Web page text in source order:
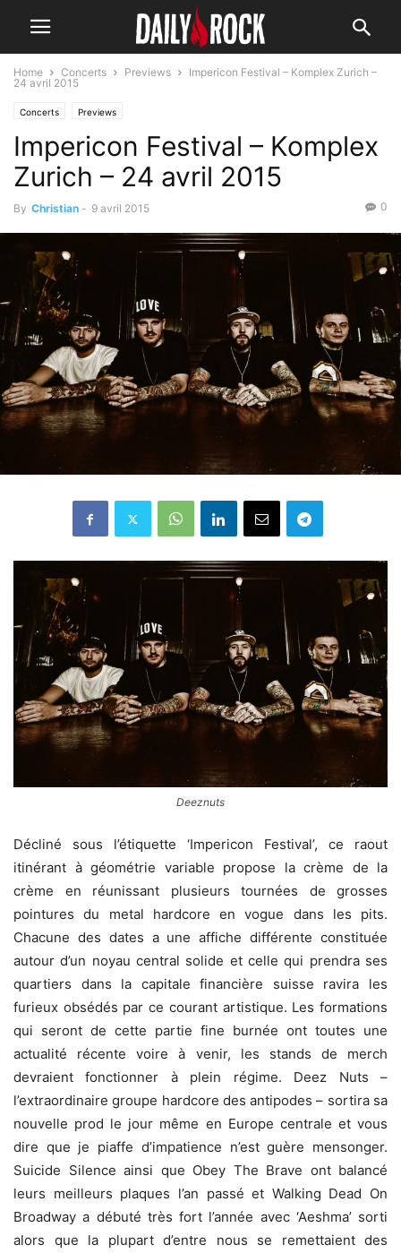
Home Concerts Previews
Impericon Festival – Komplex Zurich –
24 avril 2015
Concerts Previews
Impericon Festival – Komplex
Zurich – 24 avril 2015
By Christian - 9 avril 2015 0
Deeznuts
Décliné sous l’étiquette ‘Impericon Festival’, ce raout
itinérant à géométrie variable propose la crème de la
crème en réunissant plusieurs tournées de grosses
pointures du metal hardcore en vogue dans les pits.
Chacune des dates a une affiche différente constituée
autour d’un noyau central solide et celle qui prendra ses
quartiers dans la capitale financière suisse ravira les
furieux obsédés par ce courant artistique. Les formations
qui seront de cette partie fine burnée ont toutes une
actualité récente voire à venir, les stands de merch
devraient fonctionner à plein régime. Deez Nuts –
l’extraordinaire groupe hardcore des antipodes – sortira sa
nouvelle prod le jour même en Europe centrale et vous
dire que je piaffe d’impatience n’est guère mensonger.
Suicide Silence ainsi que Obey The Brave ont balancé
leurs meilleurs plaques l’an passé et Walking Dead On
Broadway a débuté très fort l’année avec ‘Aeshma’ sorti
alors que la plupart d’entre nous se remettaient des